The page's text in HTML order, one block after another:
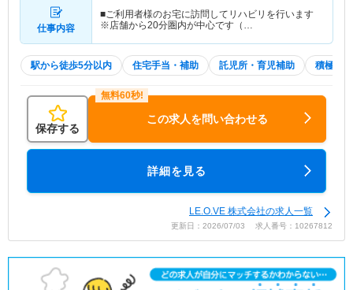
仕事内容
■ご利用者様のお宅に訪問してリハビリを行います
※店舗から20分圏内が中心です（…
駅から徒歩5分以内 住宅手当・補助 託児所・育児補助 積極採
保存する
この求人を問い合わせる
詳細を見る
LE.O.VE 株式会社の求人一覧
更新日：2026/07/03 求人番号：10267812